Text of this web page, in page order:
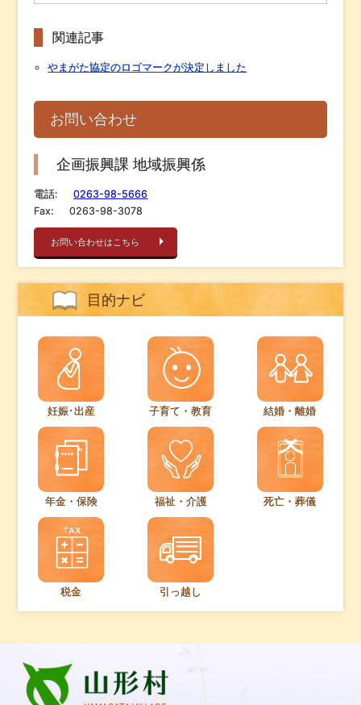
関連記事
やまがた協定のロゴマークが決定しました
お問い合わせ
企画振興課 地域振興係
電話:
0263-98-5666
Fax:
0263-98-3078
お問い合わせはこちら
目的ナビ
妊娠･出産 子育て・教育 結婚・離婚
年金・保険 福祉・介護 死亡・葬儀
税金 引っ越し